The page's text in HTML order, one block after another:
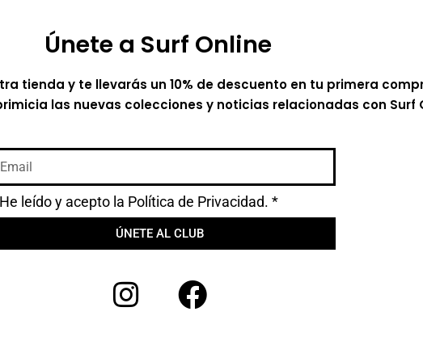
Únete a Surf Online
tienda y te llevarás un 10% de descuento en tu primera
las nuevas colecciones y noticias relacionadas con Surf
He leído y acepto la Política de Privacidad. *
ÚNETE AL CLUB